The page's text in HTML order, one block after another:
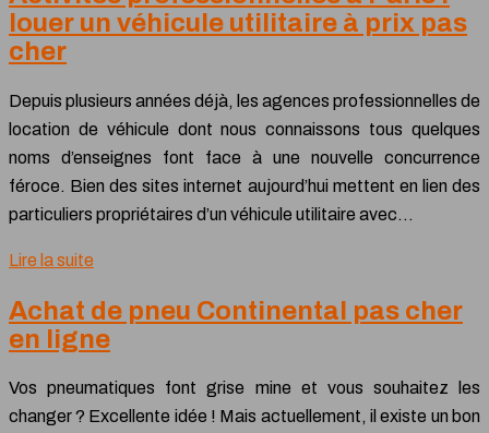
louer un véhicule utilitaire à prix pas
cher
Depuis plusieurs années déjà, les agences professionnelles de
location de véhicule dont nous connaissons tous quelques
noms d’enseignes font face à une nouvelle concurrence
féroce. Bien des sites internet aujourd’hui mettent en lien des
particuliers propriétaires d’un véhicule utilitaire avec…
Lire la suite
Achat de pneu Continental pas cher
en ligne
Vos pneumatiques font grise mine et vous souhaitez les
changer ? Excellente idée ! Mais actuellement, il existe un bon